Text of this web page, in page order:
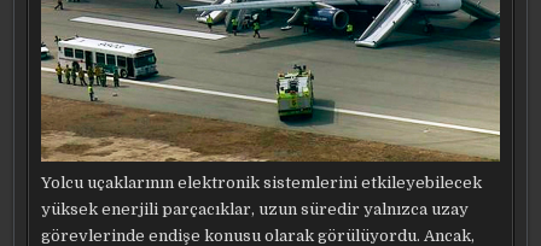
Yolcu uçaklarının elektronik sistemlerini etkileyebilecek
yüksek enerjili parçacıklar, uzun süredir yalnızca uzay
görevlerinde endişe konusu olarak görülüyordu. Ancak,